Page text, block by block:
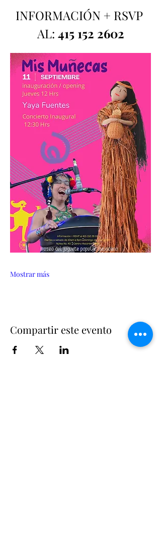
INFORMACIÓN + RSVP
AL: 415 152 2602
Mostrar más
Compartir este evento